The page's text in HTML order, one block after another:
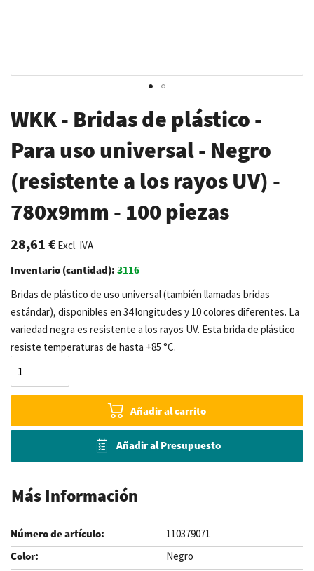
al
comienzo
de
la
galería
de
WKK - Bridas de plástico -
Para uso universal - Negro
(resistente a los rayos UV) -
780x9mm - 100 piezas
28,61 €Excl. IVA
Inventario (cantidad): 3116
Bridas de plástico de uso universal (también llamadas bridas
estándar), disponibles en 34 longitudes y 10 colores diferentes. La
variedad negra es resistente a los rayos UV. Esta brida de plástico
resiste temperaturas de hasta +85 °C.
Añadir al carrito
Añadir al Presupuesto
Más Información
110379071
Negro